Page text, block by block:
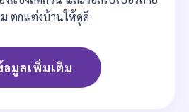
ม ตกแต่งบ้านให้ดูดี
อมูลเพิ่มเติม